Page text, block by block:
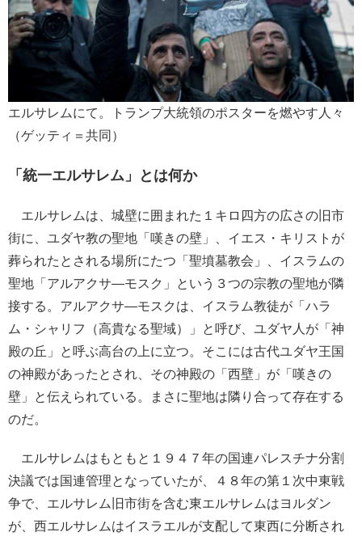
エルサレムにて。トランプ大統領のポスターを燃やす人々
（ゲッティ＝共同）
「統一エルサレム」とは何か
エルサレムは、城壁に囲まれた１キロ四方の広さの旧市
街に、ユダヤ教の聖地「嘆きの壁」、イエス・キリストが
葬られたとされる場所にたつ「聖墳墓教会」、イスラムの
聖地「アルアクサ―モスク」という３つの宗教の聖地が隣
接する。アルアクサ―モスクは、イスラム教徒が「ハラ
ム・シャリフ（高貴なる聖域）」と呼び、ユダヤ人が「神
殿の丘」と呼ぶ高台の上に立つ。そこには古代ユダヤ王国
の神殿があったとされ、その神殿の「西壁」が「嘆きの
壁」と伝えられている。まさに聖地は隣り合って存在する
のだ。
エルサレムはもともと１９４７年の国連パレスチナ分割
決議では国連管理となっていたが、４８年の第１次中東戦
争で、エルサレム旧市街を含む東エルサレムはヨルダン
が、西エルサレムはイスラエルが支配して東西に分断され